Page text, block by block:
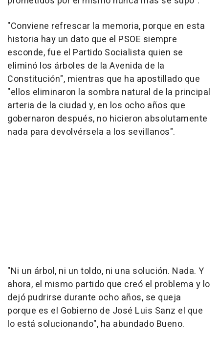
"Conviene refrescar la memoria, porque en esta
historia hay un dato que el PSOE siempre
esconde, fue el Partido Socialista quien se
eliminó los árboles de la Avenida de la
Constitución", mientras que ha apostillado que
"ellos eliminaron la sombra natural de la principal
arteria de la ciudad y, en los ocho años que
gobernaron después, no hicieron absolutamente
nada para devolvérsela a los sevillanos".
"Ni un árbol, ni un toldo, ni una solución. Nada. Y
ahora, el mismo partido que creó el problema y lo
dejó pudrirse durante ocho años, se queja
porque es el Gobierno de José Luis Sanz el que
lo está solucionando", ha abundado Bueno.